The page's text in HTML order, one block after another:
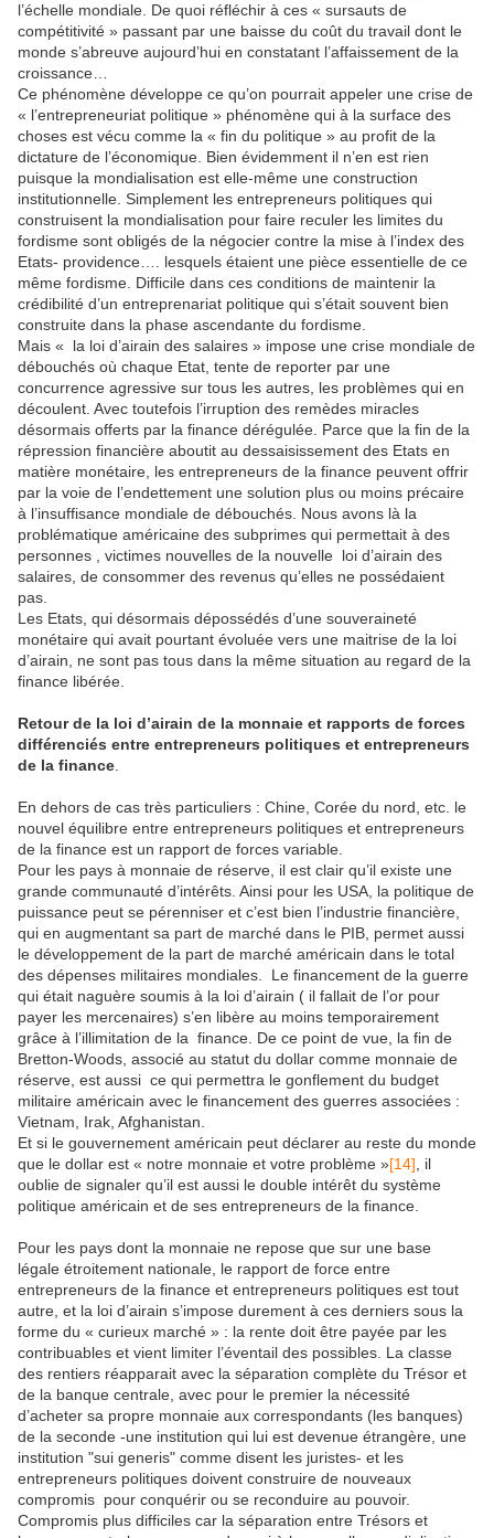
l’échelle mondiale. De quoi réfléchir à ces « sursauts de
compétitivité » passant par une baisse du coût du travail dont le
monde s’abreuve aujourd’hui en constatant l’affaissement de la
croissance…
Ce phénomène développe ce qu’on pourrait appeler une crise de
« l’entrepreneuriat politique » phénomène qui à la surface des
choses est vécu comme la « fin du politique » au profit de la
dictature de l’économique. Bien évidemment il n’en est rien
puisque la mondialisation est elle-même une construction
institutionnelle. Simplement les entrepreneurs politiques qui
construisent la mondialisation pour faire reculer les limites du
fordisme sont obligés de la négocier contre la mise à l’index des
Etats- providence…. lesquels étaient une pièce essentielle de ce
même fordisme. Difficile dans ces conditions de maintenir la
crédibilité d’un entreprenariat politique qui s’était souvent bien
construite dans la phase ascendante du fordisme.
Mais « la loi d’airain des salaires » impose une crise mondiale de
débouchés où chaque Etat, tente de reporter par une
concurrence agressive sur tous les autres, les problèmes qui en
découlent. Avec toutefois l’irruption des remèdes miracles
désormais offerts par la finance dérégulée. Parce que la fin de la
répression financière aboutit au dessaisissement des Etats en
matière monétaire, les entrepreneurs de la finance peuvent offrir
par la voie de l’endettement une solution plus ou moins précaire
à l’insuffisance mondiale de débouchés. Nous avons là la
problématique américaine des subprimes qui permettait à des
personnes , victimes nouvelles de la nouvelle loi d’airain des
salaires, de consommer des revenus qu’elles ne possédaient
pas.
Les Etats, qui désormais dépossédés d’une souveraineté
monétaire qui avait pourtant évoluée vers une maitrise de la loi
d’airain, ne sont pas tous dans la même situation au regard de la
finance libérée.
Retour de la loi d’airain de la monnaie et rapports de forces
différenciés entre entrepreneurs politiques et entrepreneurs
de la finance.
En dehors de cas très particuliers : Chine, Corée du nord, etc. le
nouvel équilibre entre entrepreneurs politiques et entrepreneurs
de la finance est un rapport de forces variable.
Pour les pays à monnaie de réserve, il est clair qu’il existe une
grande communauté d’intérêts. Ainsi pour les USA, la politique de
puissance peut se pérenniser et c’est bien l’industrie financière,
qui en augmentant sa part de marché dans le PIB, permet aussi
le développement de la part de marché américain dans le total
des dépenses militaires mondiales. Le financement de la guerre
qui était naguère soumis à la loi d’airain ( il fallait de l’or pour
payer les mercenaires) s’en libère au moins temporairement
grâce à l’illimitation de la finance. De ce point de vue, la fin de
Bretton-Woods, associé au statut du dollar comme monnaie de
réserve, est aussi ce qui permettra le gonflement du budget
militaire américain avec le financement des guerres associées :
Vietnam, Irak, Afghanistan.
Et si le gouvernement américain peut déclarer au reste du monde
que le dollar est « notre monnaie et votre problème »[14], il
oublie de signaler qu’il est aussi le double intérêt du système
politique américain et de ses entrepreneurs de la finance.
Pour les pays dont la monnaie ne repose que sur une base
légale étroitement nationale, le rapport de force entre
entrepreneurs de la finance et entrepreneurs politiques est tout
autre, et la loi d’airain s’impose durement à ces derniers sous la
forme du « curieux marché » : la rente doit être payée par les
contribuables et vient limiter l’éventail des possibles. La classe
des rentiers réapparait avec la séparation complète du Trésor et
de la banque centrale, avec pour le premier la nécessité
d’acheter sa propre monnaie aux correspondants (les banques)
de la seconde -une institution qui lui est devenue étrangère, une
institution "sui generis" comme disent les juristes- et les
entrepreneurs politiques doivent construire de nouveaux
compromis pour conquérir ou se reconduire au pouvoir.
Compromis plus difficiles car la séparation entre Trésors et